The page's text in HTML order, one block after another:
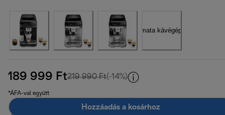
189 999 Ft219 990 Fteredeti ár 219 990 Ft
(-14%)
*ÁFA-val együtt
Hozzáadás a kosárhoz